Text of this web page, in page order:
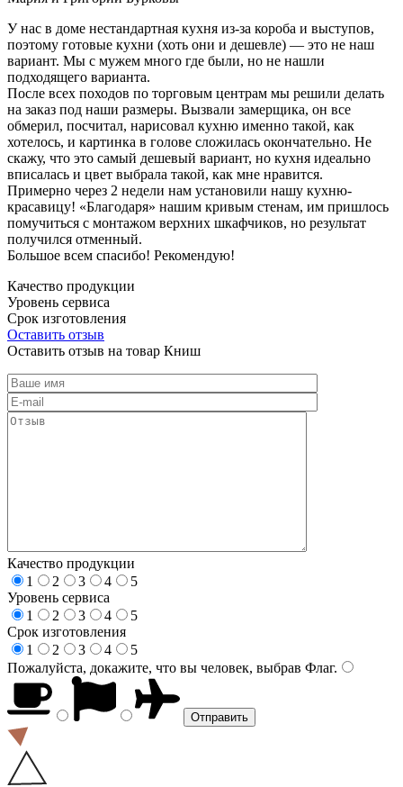
У нас в доме нестандартная кухня из-за короба и выступов,
поэтому готовые кухни (хоть они и дешевле) — это не наш
вариант. Мы с мужем много где были, но не нашли
подходящего варианта.
После всех походов по торговым центрам мы решили делать
на заказ под наши размеры. Вызвали замерщика, он все
обмерил, посчитал, нарисовал кухню именно такой, как
хотелось, и картинка в голове сложилась окончательно. Не
скажу, что это самый дешевый вариант, но кухня идеально
вписалась и цвет выбрала такой, как мне нравится.
Примерно через 2 недели нам установили нашу кухню-
красавицу! «Благодаря» нашим кривым стенам, им пришлось
помучиться с монтажом верхних шкафчиков, но результат
получился отменный.
Большое всем спасибо! Рекомендую!
Качество продукции
Уровень сервиса
Срок изготовления
Оставить отзыв
Оставить отзыв на товар Книш
Качество продукции
1
2 3 4
5
Уровень сервиса
1
2 3 4
5
Срок изготовления
1
2 3 4
5
Пожалуйста, докажите, что вы человек, выбрав Флаг.